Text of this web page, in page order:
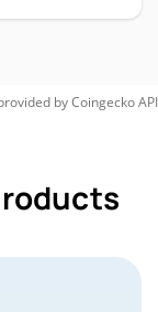
byCoingeckoAPI